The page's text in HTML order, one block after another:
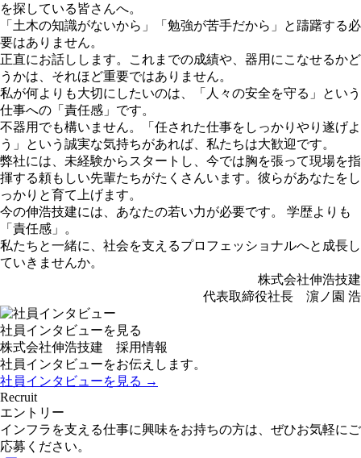
を探している皆さんへ。
「土木の知識がないから」「勉強が苦手だから」と躊躇する必
要はありません。
正直にお話しします。これまでの成績や、器用にこなせるかど
うかは、それほど重要ではありません。
私が何よりも大切にしたいのは、「人々の安全を守る」という
仕事への「責任感」です。
不器用でも構いません。「任された仕事をしっかりやり遂げよ
う」という誠実な気持ちがあれば、私たちは大歓迎です。
弊社には、未経験からスタートし、今では胸を張って現場を指
揮する頼もしい先輩たちがたくさんいます。彼らがあなたをし
っかりと育て上げます。
今の伸浩技建には、あなたの若い力が必要です。 学歴よりも
「責任感」。
私たちと一緒に、社会を支えるプロフェッショナルへと成長し
ていきませんか。
株式会社伸浩技建
代表取締役社長 濵ノ園 浩
社員インタビューを見る
株式会社伸浩技建 採用情報
社員インタビューをお伝えします。
社員インタビューを見る →
Recruit
エントリー
インフラを支える仕事に興味をお持ちの方は、ぜひお気軽にご
応募ください。